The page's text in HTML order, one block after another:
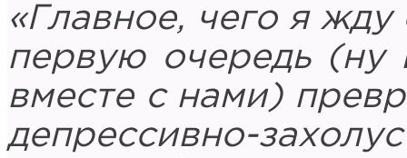
«Главное, чего я жду
первую очередь (ну
вместе с нами)
депрессивно-